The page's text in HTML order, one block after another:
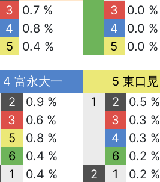
3
0.7 %
4
0.8 %
5
0.4 %
3
0.0 %
4
0.0 %
5
0.0 %
4 富永大一
2
0.9 %
3
0.6 %
5
0.8 %
6
0.4 %
1
0.4 %
5 東口晃
1
2
0.5 %
3
0.3 %
4
0.3 %
6
0.2 %
2
1
0.2 %